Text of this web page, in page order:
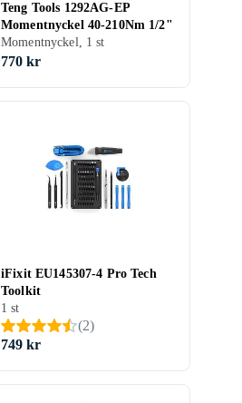
Teng Tools 1292AG-EP
Momentnyckel 40-210Nm 1/2"
Momentnyckel, 1 st
770 kr
iFixit EU145307-4 Pro Tech
Toolkit
1 st
(2)
749 kr